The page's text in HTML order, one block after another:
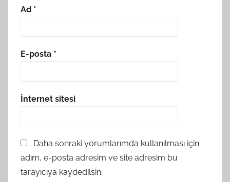
Ad *
E-posta *
İnternet sitesi
Daha sonraki yorumlarımda kullanılması için
adım, e-posta adresim ve site adresim bu
tarayıcıya kaydedilsin.